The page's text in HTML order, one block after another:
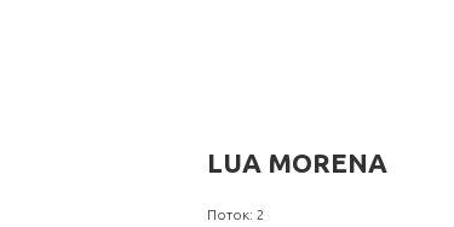
LUA MORENA
Поток: 2